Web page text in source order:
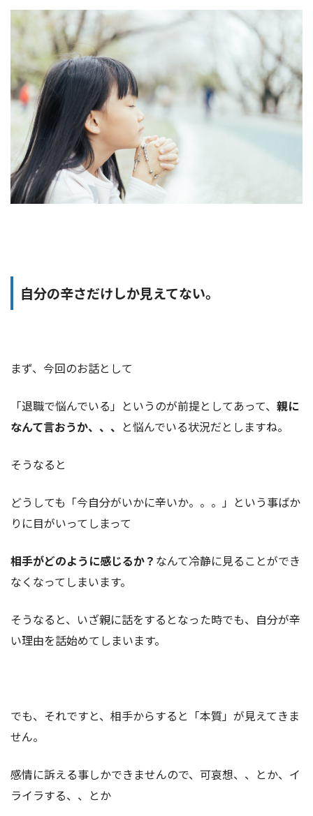
自分の辛さだけしか見えてない。
まず、今回のお話として
「退職で悩んでいる」というのが前提としてあって、 親に
なんて言おうか、、、 と悩んでいる状況だとしますね。
そうなると
どうしても「今自分がいかに辛いか。。。」という事ばか
りに目がいってしまって
相手がどのように感じるか？ なんて冷静に見ることができ
なくなってしまいます。
そうなると、いざ親に話をするとなった時でも、自分が辛
い理由を話始めてしまいます。
でも、それですと、相手からすると「本質」が見えてきま
せん。
感情に訴える事しかできませんので、可哀想、、とか、イ
ライラする、、とか